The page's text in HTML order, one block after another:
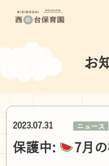
お
2023.07.31 ニュース
保護中: 7月